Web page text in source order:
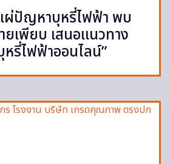
ปัญหาบุหรี่ไฟฟ้า พบ
เพียบ เสนอแนวทาง
รี่ไฟฟ้าออนไลน์”